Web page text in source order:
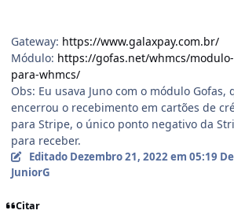
Gateway: https://www.galaxpay.com.br/
Módulo: https://gofas.net/whmcs/
para-whmcs/
Obs: Eu usava Juno com o módulo Gofas,
encerrou o recebimento em cartões de
para Stripe, o único ponto negativo da
para receber.
Editado Dezembro 21, 2022 em 05:19
JuniorG
Citar